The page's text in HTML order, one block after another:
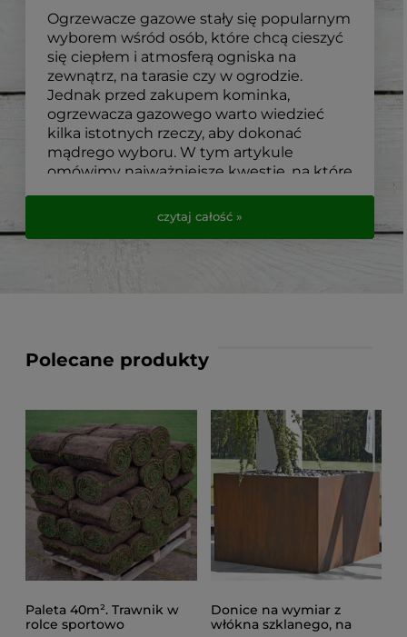
Ogrzewacze gazowe stały się popularnym
wyborem wśród osób, które chcą cieszyć
się ciepłem i atmosferą ogniska na
zewnątrz, na tarasie czy w ogrodzie.
Jednak przed zakupem kominka,
ogrzewacza gazowego warto wiedzieć
kilka istotnych rzeczy, aby dokonać
mądrego wyboru. W tym artykule
omówimy najważniejsze kwestie, na które
takiego urządzenia.czytaj całość »
Polecane produkty
Paleta 40m². Trawnik w
rolce sportowo
Donice na wymiar z
włókna szklanego, na